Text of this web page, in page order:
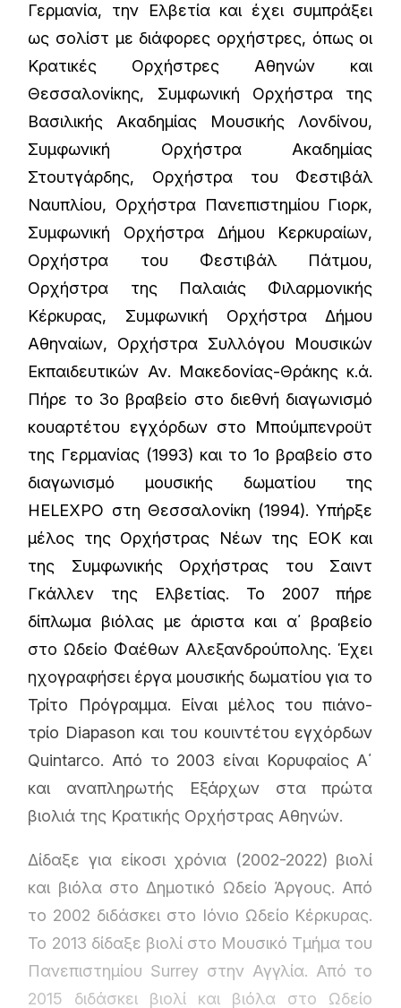
Γερμανία, την Ελβετία και έχει συμπράξει
ως σολίστ με διάφορες ορχήστρες, όπως οι
Κρατικές Ορχήστρες Αθηνών και
Θεσσαλονίκης, Συμφωνική Ορχήστρα της
Βασιλικής Ακαδημίας Μουσικής Λονδίνου,
Συμφωνική Ορχήστρα Ακαδημίας
Στουτγάρδης, Ορχήστρα του Φεστιβάλ
Ναυπλίου, Ορχήστρα Πανεπιστημίου Γιορκ,
Συμφωνική Ορχήστρα Δήμου Κερκυραίων,
Ορχήστρα του Φεστιβάλ Πάτμου,
Ορχήστρα της Παλαιάς Φιλαρμονικής
Κέρκυρας, Συμφωνική Ορχήστρα Δήμου
Αθηναίων, Ορχήστρα Συλλόγου Μουσικών
Εκπαιδευτικών Αν. Μακεδονίας-Θράκης κ.ά.
Πήρε το 3ο βραβείο στο διεθνή διαγωνισμό
κουαρτέτου εγχόρδων στο Μπούμπενροϋτ
της Γερμανίας (1993) και το 1ο βραβείο στο
διαγωνισμό μουσικής δωματίου της
HELEXPO στη Θεσσαλονίκη (1994). Υπήρξε
μέλος της Ορχήστρας Νέων της ΕΟΚ και
της Συμφωνικής Ορχήστρας του Σαιντ
Γκάλλεν της Ελβετίας. Το 2007 πήρε
δίπλωμα βιόλας με άριστα και α΄ βραβείο
στο Ωδείο Φαέθων Αλεξανδρούπολης. Έχει
ηχογραφήσει έργα μουσικής δωματίου για το
Τρίτο Πρόγραμμα. Είναι μέλος του πιάνο-
τρίο Diapason και του κουιντέτου εγχόρδων
Quintarco. Από το 2003 είναι Κορυφαίος A΄
και αναπληρωτής Εξάρχων στα πρώτα
βιολιά της Κρατικής Ορχήστρας Αθηνών.
Δίδαξε για είκοσι χρόνια (2002-2022) βιολί
και βιόλα στο Δημοτικό Ωδείο Άργους. Από
το 2002 διδάσκει στο Ιόνιο Ωδείο Κέρκυρας.
Το 2013 δίδαξε βιολί στo Μουσικό Τμήμα του
Πανεπιστημίου Surrey στην Αγγλία. Από το
2015 διδάσκει βιολί και βιόλα στο Ωδείο